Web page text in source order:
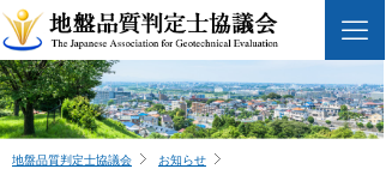
地盤品質判定士協議会
お知らせ